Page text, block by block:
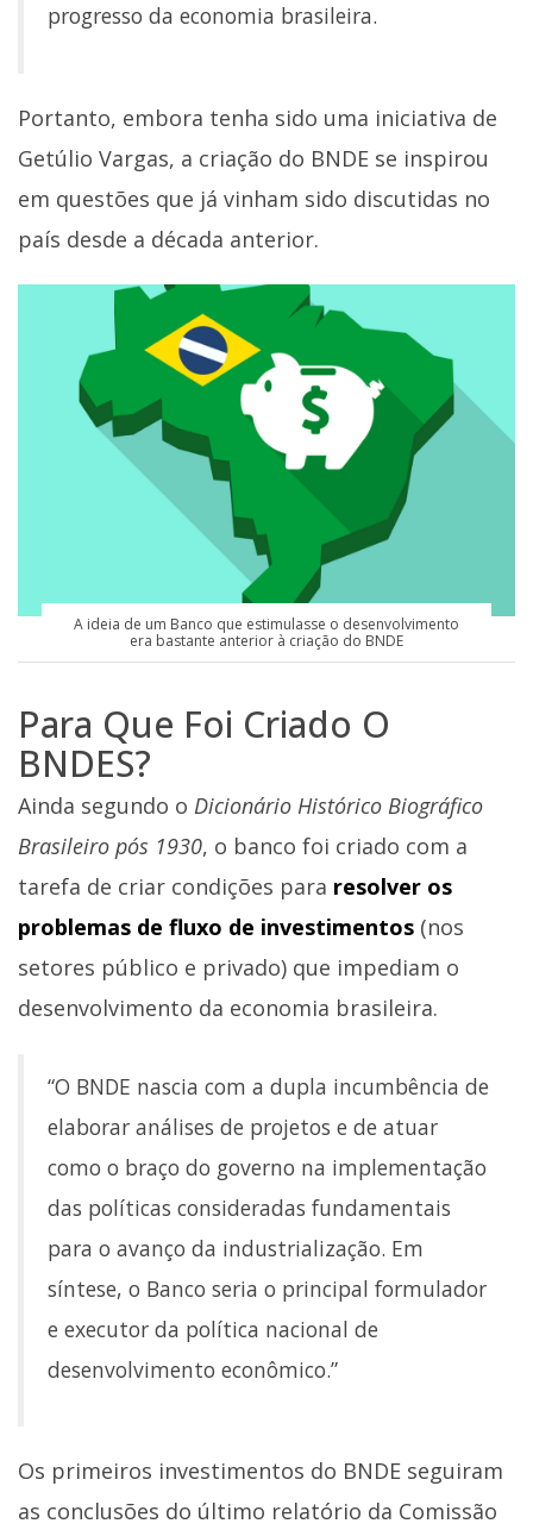
progresso da economia brasileira.
Portanto, embora tenha sido uma iniciativa de
Getúlio Vargas, a criação do BNDE se inspirou
em questões que já vinham sido discutidas no
país desde a década anterior.
A ideia de um Banco que estimulasse o desenvolvimento
era bastante anterior à criação do BNDE
Para Que Foi Criado O
BNDES?
Ainda segundo o Dicionário Histórico Biográfico
Brasileiro pós 1930, o banco foi criado com a
tarefa de criar condições para resolver os
problemas de fluxo de investimentos (nos
setores público e privado) que impediam o
desenvolvimento da economia brasileira.
“O BNDE nascia com a dupla incumbência de
elaborar análises de projetos e de atuar
como o braço do governo na implementação
das políticas consideradas fundamentais
para o avanço da industrialização. Em
síntese, o Banco seria o principal formulador
e executor da política nacional de
desenvolvimento econômico.”
Os primeiros investimentos do BNDE seguiram
as conclusões do último relatório da Comissão